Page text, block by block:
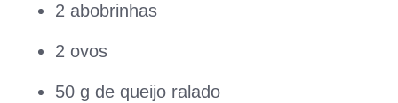
2 abobrinhas
2 ovos
50 g de queijo ralado